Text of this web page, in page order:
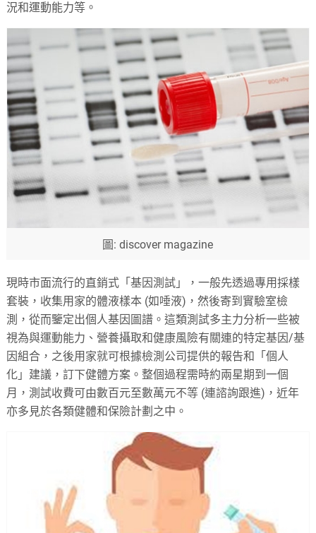
況和運動能力等。
圖: discover magazine
現時市面流行的直銷式「基因測試」，一般先透過專用採樣
套裝，收集用家的體液樣本 (如唾液)，然後寄到實驗室檢
測，從而鑒定出個人基因圖譜。這類測試多主力分析一些被
視為與運動能力、營養攝取和健康風險有關連的特定基因/基
因組合，之後用家就可根據檢測公司提供的報告和「個人
化」建議，訂下健體方案。整個過程需時約兩星期到一個
月，測試收費可由數百元至數萬元不等 (連諮詢跟進)，近年
亦多見於各類健體和保險計劃之中。